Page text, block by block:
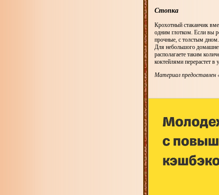
Стопка
Крохотный стаканчик
одним глотком. Если вы
прочные, с толстым
Для небольшого
располагаете таким
коктейлями перерастет
Материал